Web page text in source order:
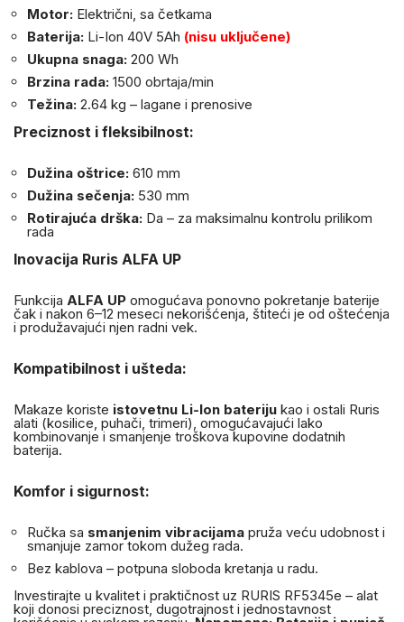
Motor: Električni, sa četkama
Baterija: Li-Ion 40V 5Ah (nisu uključene)
Ukupna snaga: 200 Wh
Brzina rada: 1500 obrtaja/min
Težina: 2.64 kg – lagane i prenosive
Preciznost i fleksibilnost:
Dužina oštrice: 610 mm
Dužina sečenja: 530 mm
Rotirajuća drška: Da – za maksimalnu kontrolu prilikom
rada
Inovacija Ruris ALFA UP
Funkcija ALFA UP omogućava ponovno pokretanje baterije
čak i nakon 6–12 meseci nekorišćenja, štiteći je od oštećenja
i produžavajući njen radni vek.
Kompatibilnost i ušteda:
Makaze koriste istovetnu Li-Ion bateriju kao i ostali Ruris
alati (kosilice, puhači, trimeri), omogućavajući lako
kombinovanje i smanjenje troškova kupovine dodatnih
baterija.
Komfor i sigurnost:
Ručka sa smanjenim vibracijama pruža veću udobnost i
smanjuje zamor tokom dužeg rada.
Bez kablova – potpuna sloboda kretanja u radu.
Investirajte u kvalitet i praktičnost uz RURIS RF5345e – alat
koji donosi preciznost, dugotrajnost i jednostavnost